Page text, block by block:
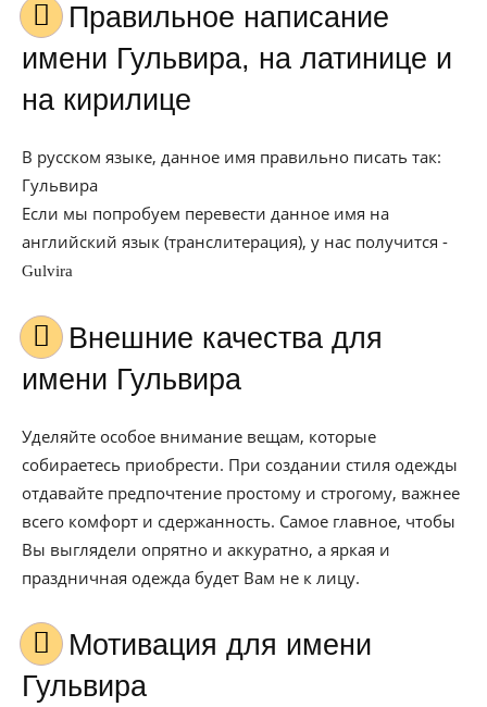
Правильное написание
имени Гульвира, на латинице и
на кирилице
В русском языке, данное имя правильно писать так:
Гульвира
Если мы попробуем перевести данное имя на
английский язык (транслитерация), у нас получится -
Gulvira
Внешние качества для
имени Гульвира
Уделяйте особое внимание вещам, которые
собираетесь приобрести. При создании стиля одежды
отдавайте предпочтение простому и строгому, важнее
всего комфорт и сдержанность. Самое главное, чтобы
Вы выглядели опрятно и аккуратно, а яркая и
праздничная одежда будет Вам не к лицу.
Мотивация для имени
Гульвира